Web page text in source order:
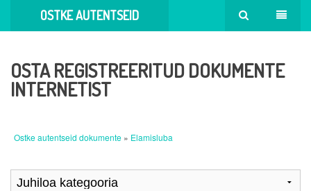
OSTKE AUTENTSEID
OSTA REGISTREERITUD DOKUMENTE
INTERNETIST
Ostke autentseid dokumente » Elamisluba